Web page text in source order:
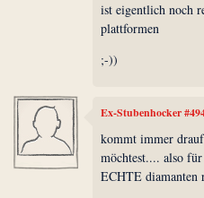
ist eigentlich noch
plattformen
;-))
Ex-Stubenhocker
kommt immer
möchtest.... also
ECHTE diamanten